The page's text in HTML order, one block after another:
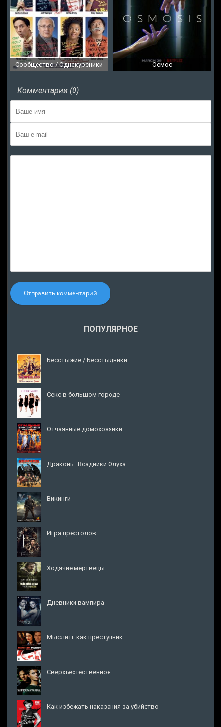
Сообщество / Однокурсники Осмос
Комментарии (0)
Отправить комментарий
ПОПУЛЯРНОЕ
Бесстыжие / Бесстыдники
Секс в большом городе
Отчаянные домохозяйки
Драконы: Всадники Олуха
Викинги
Игра престолов
Ходячие мертвецы
Дневники вампира
Мыслить как преступник
Сверхъестественное
Как избежать наказания за убийство